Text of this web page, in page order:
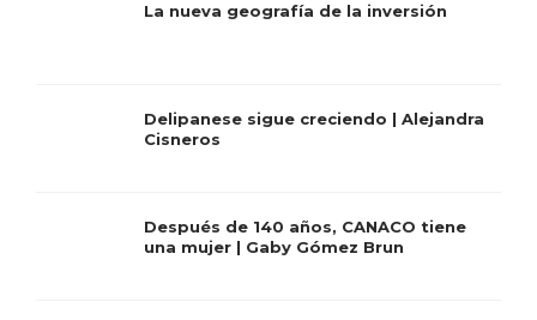
La nueva geografía de la inversión
Delipanese sigue creciendo | Alejandra
Cisneros
Después de 140 años, CANACO tiene
una mujer | Gaby Gómez Brun